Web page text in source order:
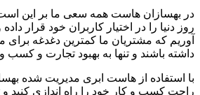
در بهسازان هاست همه سعی ما بر این
روز دنیا را در اختیار کاربران خود قرار
آوریم که مشتریان ما کمترین دغدغه
داشته باشند و تنها به بهبود تجارت و کسب و
با استفاده از هاست ابری مدیریت شده
راحت کسب و کار خود را راه اندازی کنید و